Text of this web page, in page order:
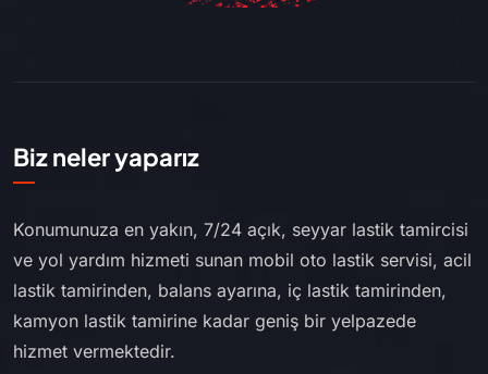
Biz neler yaparız
Konumunuza en yakın, 7/24 açık, seyyar lastik tamircisi
ve yol yardım hizmeti sunan mobil oto lastik servisi, acil
lastik tamirinden, balans ayarına, iç lastik tamirinden,
kamyon lastik tamirine kadar geniş bir yelpazede
hizmet vermektedir.